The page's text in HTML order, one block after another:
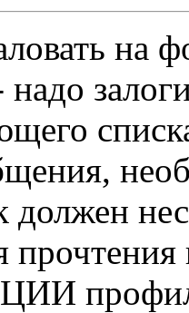
на
надо
профиль